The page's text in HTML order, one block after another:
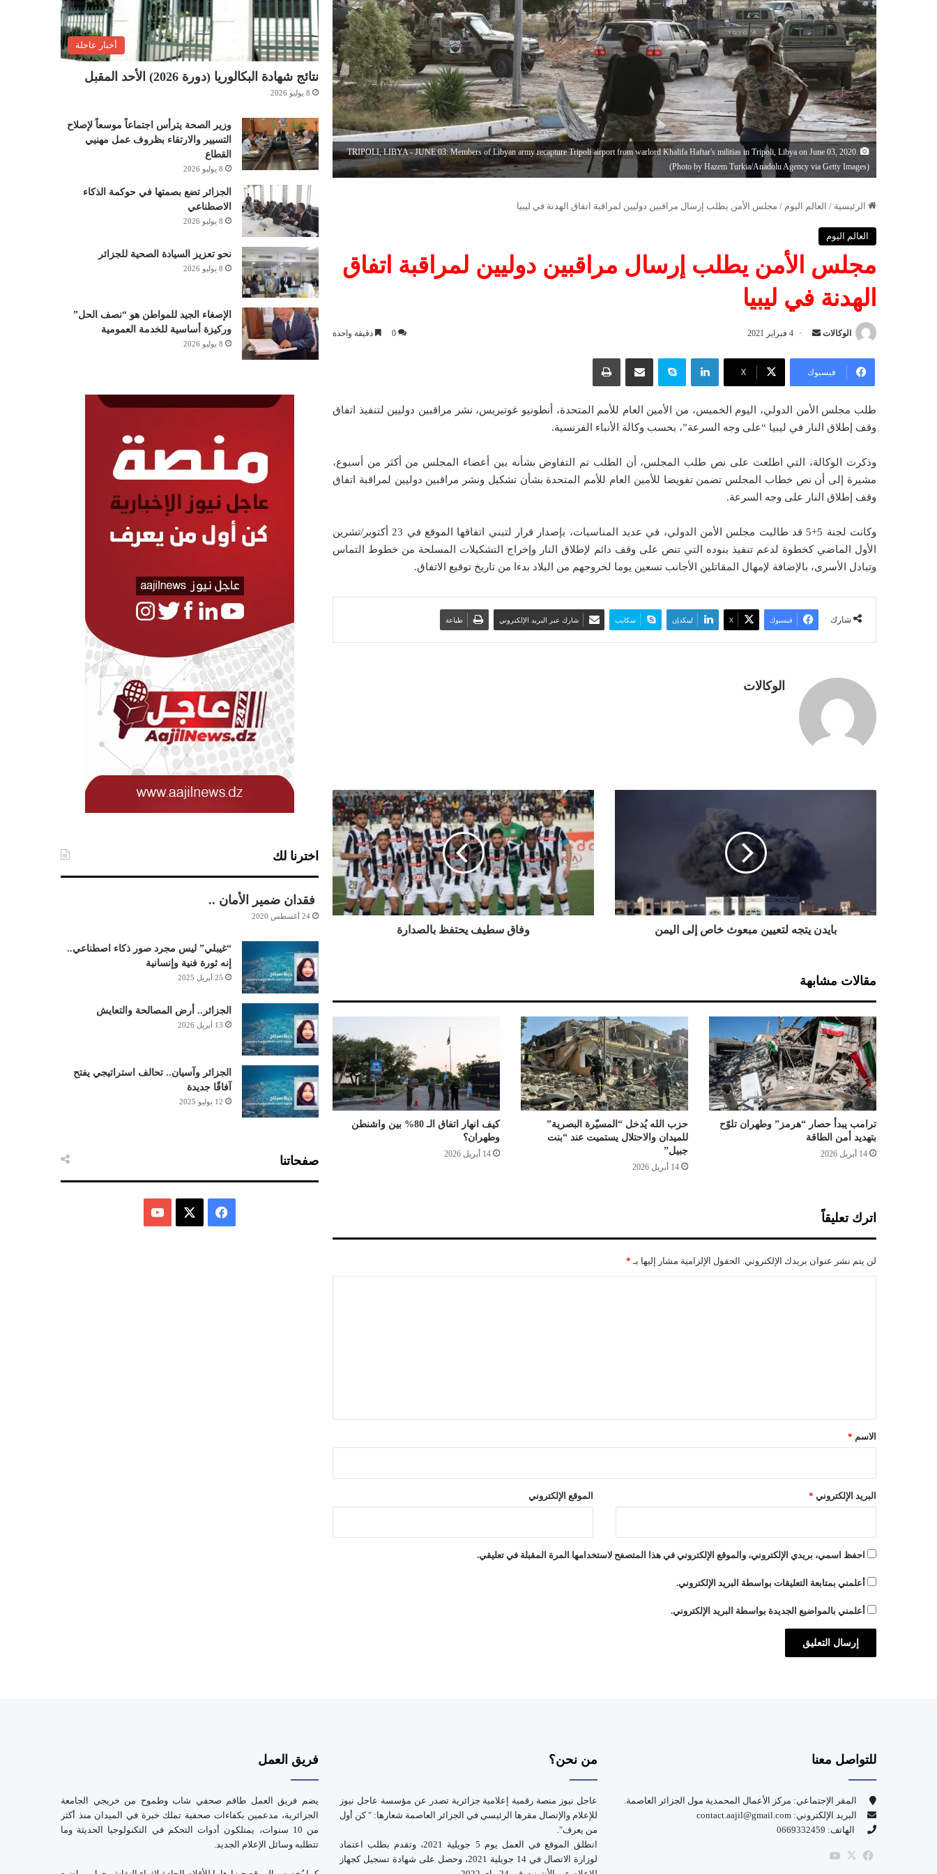
TRIPOLI, LIBYA - JUNE 03: Members of Libyan army recapture Tripoli airport from warlord Khalifa Haftar's militias in Tripoli, Libya on June 03, 2020.
(Photo by Hazem Turkia/Anadolu Agency via Getty Images)
الرئيسية / العالم اليوم / مجلس الأمن يطلب إرسال مراقبين دوليين لمراقبة اتفاق الهدنة في ليبيا
العالم اليوم
مجلس الأمن يطلب إرسال مراقبين دوليين لمراقبة اتفاق
الهدنة في ليبيا
الوكالات
ر
ي
ا
إ
ل
ت
ر
و
ا
4 فبراير 2021 0 دقيقة واحدة
فيسبوك ‫X
لينكدإن سكايب شارك عبر البريد الإلكتروني
طلب مجلس الأمن الدولي، اليوم الخميس، من الأمين العام للأمم المتحدة، أنطونيو غوتيريس، نشر مراقبين دوليين لتنفيذ اتفاق
وقف إطلاق النار في ليبيا “على وجه السرعة”، بحسب وكالة الأنباء الفرنسية.
وذكرت الوكالة، التي اطلعت على نص طلب المجلس، أن الطلب تم التفاوض بشأنه بين أعضاء المجلس من أكثر من أسبوع،
مشيرة إلى أن نص خطاب المجلس تضمن تفويضا للأمين العام للأمم المتحدة بشأن تشكيل ونشر مراقبين دوليين لمراقبة اتفاق
وقف إطلاق النار على وجه السرعة.
وكانت لجنة 5+5 قد طالبت مجلس الأمن الدولي، في عديد المناسبات، بإصدار قرار لتبني اتفاقها الموقع في 23 أكتوبر/تشرين
الأول الماضي كخطوة لدعم تنفيذ بنوده التي تنص على وقف دائم لإطلاق النار وإخراج التشكيلات المسلحة من خطوط التماس
وتبادل الأسرى، بالإضافة لإمهال المقاتلين الأجانب تسعين يوما لخروجهم من البلاد بدءا من تاريخ توقيع الاتفاق.
شارك فيسبوك ‫X لينكدإن سكايب شارك عبر البريد الإلكتروني طباعة
الوكالات
ه
ي
ن
م
ب
ع
و
ث
خ
ا
ص
ل
م
ن
بايدن يتجه لتعيين مبعوث خاص إلى اليمن
و
ف
ا
ق
ط
ي
ا
ل
ص
د
ا
ر
ة
وفاق سطيف يحتفظ بالصدارة
مقالات مشابهة
ترامب يبدأ حصار “هرمز” وطهران تلوّح
بتهديد أمن الطاقة
14 أبريل 2026
حزب الله يُدخل “المسيّرة البصرية”
للميدان والاحتلال يستميت عند “بنت
جبيل”
14 أبريل 2026
كيف انهار اتفاق الـ 80% بين واشنطن
وطهران؟
14 أبريل 2026
اترك تعليقاً
لن يتم نشر عنوان بريدك الإلكتروني. الحقول الإلزامية مشار إليها بـ *
*الاسم *
البريد الإلكتروني * الموقع الإلكتروني
احفظ اسمي، بريدي الإلكتروني، والموقع الإلكتروني في هذا المتصفح لاستخدامها المرة المقبلة في تعليقي.
أعلمني بمتابعة التعليقات بواسطة البريد الإلكتروني.
أعلمني بالمواضيع الجديدة بواسطة البريد الإلكتروني.
أخبار عاجلة
نتائج شهادة البكالوريا (دورة 2026) الأحد المقبل
8 يوليو 2026
وزير الصحة يترأس اجتماعاً موسعاً لإصلاح
التسيير والارتقاء بظروف عمل مهنيي
القطاع
8 يوليو 2026
الجزائر تضع بصمتها في حوكمة الذكاء
الاصطناعي
8 يوليو 2026
نحو تعزيز السيادة الصحية للجزائر
8 يوليو 2026
الإصغاء الجيد للمواطن هو “نصف الحل”
وركيزة أساسية للخدمة العمومية
8 يوليو 2026
اخترنا لك
فقدان ضمير الأمان ..
24 أغسطس 2020
“غيبلي” ليس مجرد صور ذكاء اصطناعي..
إنه ثورة فنية وإنسانية
25 أبريل 2025
الجزائر.. أرض المصالحة والتعايش
13 أبريل 2026
الجزائر وآسيان.. تحالف استراتيجي يفتح
آفاقًا جديدة
12 يوليو 2025
صفحاتنا
للتواصل معنا
المقر الإجتماعي: مركز الأعمال المحمدية مول الجزائر العاصمة.
البريد الإلكتروني: contact.aajil@gmail.com
الهاتف: 0669332459
فيسبوك
‫X
من نحن؟
عاجل نيوز منصة رقمية إعلامية جزائرية تصدر عن مؤسسة عاجل نيوز
للإعلام والإتصال مقرها الرئيسي في الجزائر العاصمة شعارها: " كن أول
من يعرف".
انطلق الموقع في العمل يوم 5 جويلية 2021، وتقدم بطلب اعتماد
لوزارة الاتصال في 14 جويلية 2021، وحصل على شهادة تسجيل كجهاز
فريق العمل
يضم فريق العمل طاقم صحفي شاب وطموح من خريجي الجامعة
الجزائرية، مدعمين بكفاءات صحفية تملك خبرة في الميدان منذ أكثر
من 10 سنوات، يمتلكون أدوات التحكم في التكنولوجيا الحديثة وما
تتطلبه وسائل الإعلام الجديد.